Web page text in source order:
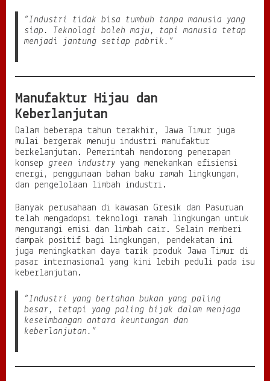
“Industri tidak bisa tumbuh tanpa manusia yang
siap. Teknologi boleh maju, tapi manusia tetap
menjadi jantung setiap pabrik.”
Manufaktur Hijau dan
Keberlanjutan
Dalam beberapa tahun terakhir, Jawa Timur juga
mulai bergerak menuju industri manufaktur
berkelanjutan. Pemerintah mendorong penerapan
konsep green industry yang menekankan efisiensi
energi, penggunaan bahan baku ramah lingkungan,
dan pengelolaan limbah industri.
Banyak perusahaan di kawasan Gresik dan Pasuruan
telah mengadopsi teknologi ramah lingkungan untuk
mengurangi emisi dan limbah cair. Selain memberi
dampak positif bagi lingkungan, pendekatan ini
juga meningkatkan daya tarik produk Jawa Timur di
pasar internasional yang kini lebih peduli pada isu
keberlanjutan.
“Industri yang bertahan bukan yang paling
besar, tetapi yang paling bijak dalam menjaga
keseimbangan antara keuntungan dan
keberlanjutan.”